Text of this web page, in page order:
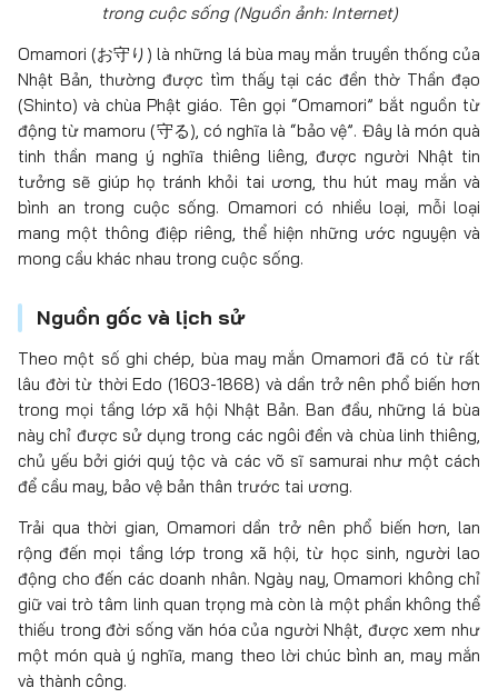
trong cuộc sống (Nguồn ảnh: Internet)
Omamori (お守り) là những lá bùa may mắn truyền thống của
Nhật Bản, thường được tìm thấy tại các đền thờ Thần đạo
(Shinto) và chùa Phật giáo. Tên gọi “Omamori” bắt nguồn từ
động từ mamoru (守る), có nghĩa là “bảo vệ”. Đây là món quà
tinh thần mang ý nghĩa thiêng liêng, được người Nhật tin
tưởng sẽ giúp họ tránh khỏi tai ương, thu hút may mắn và
bình an trong cuộc sống. Omamori có nhiều loại, mỗi loại
mang một thông điệp riêng, thể hiện những ước nguyện và
mong cầu khác nhau trong cuộc sống.
Nguồn gốc và lịch sử
Theo một số ghi chép, bùa may mắn Omamori đã có từ rất
lâu đời từ thời Edo (1603-1868) và dần trở nên phổ biến hơn
trong mọi tầng lớp xã hội Nhật Bản. Ban đầu, những lá bùa
này chỉ được sử dụng trong các ngôi đền và chùa linh thiêng,
chủ yếu bởi giới quý tộc và các võ sĩ samurai như một cách
để cầu may, bảo vệ bản thân trước tai ương.
Trải qua thời gian, Omamori dần trở nên phổ biến hơn, lan
rộng đến mọi tầng lớp trong xã hội, từ học sinh, người lao
động cho đến các doanh nhân. Ngày nay, Omamori không chỉ
giữ vai trò tâm linh quan trọng mà còn là một phần không thể
thiếu trong đời sống văn hóa của người Nhật, được xem như
một món quà ý nghĩa, mang theo lời chúc bình an, may mắn
và thành công.